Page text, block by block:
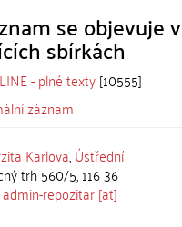
se objevuje v
sbírkách
- plné texty[10555]
záznam
Karlova,Ústřední
trh 560/5, 116 36
repozitar [at]